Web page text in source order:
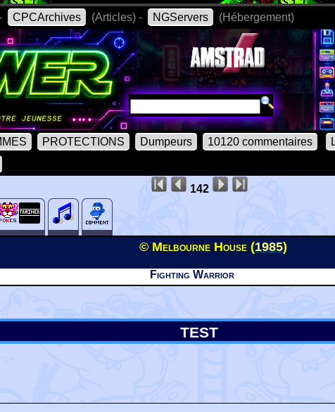
CPCArchives (Articles) - NGServers (Hébergement)
PROTECTIONS Dumpeurs 10120 commentaires
142
© Melbourne House (1985)
Fighting Warrior
TEST